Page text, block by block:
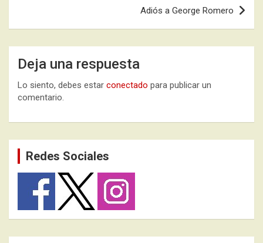
Adiós a George Romero
Deja una respuesta
Lo siento, debes estar conectado para publicar un
comentario.
Redes Sociales